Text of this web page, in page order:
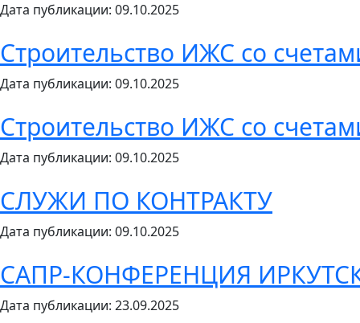
Дата публикации: 09.10.2025
Строительство ИЖС со
Дата публикации: 09.10.2025
Строительство ИЖС со
Дата публикации: 09.10.2025
СЛУЖИ ПО КОНТРАКТУ
Дата публикации: 09.10.2025
САПР-КОНФЕРЕНЦИЯ
Дата публикации: 23.09.2025